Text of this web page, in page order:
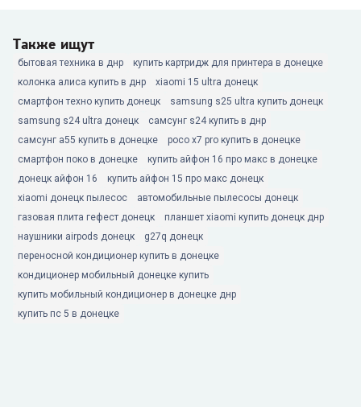
Также ищут
бытовая техника в днр
купить картридж для принтера в донецке
колонка алиса купить в днр
xiaomi 15 ultra донецк
смартфон техно купить донецк
samsung s25 ultra купить донецк
samsung s24 ultra донецк
самсунг s24 купить в днр
самсунг а55 купить в донецке
poco x7 pro купить в донецке
смартфон поко в донецке
купить айфон 16 про макс в донецке
донецк айфон 16
купить айфон 15 про макс донецк
xiaomi донецк пылесос
автомобильные пылесосы донецк
газовая плита гефест донецк
планшет xiaomi купить донецк днр
наушники airpods донецк
g27q донецк
переносной кондиционер купить в донецке
кондиционер мобильный донецке купить
купить мобильный кондиционер в донецке днр
купить пс 5 в донецке